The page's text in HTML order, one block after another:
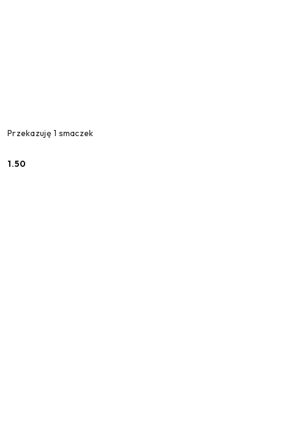
Przekazuję 1 smaczek
Cena:
1.50